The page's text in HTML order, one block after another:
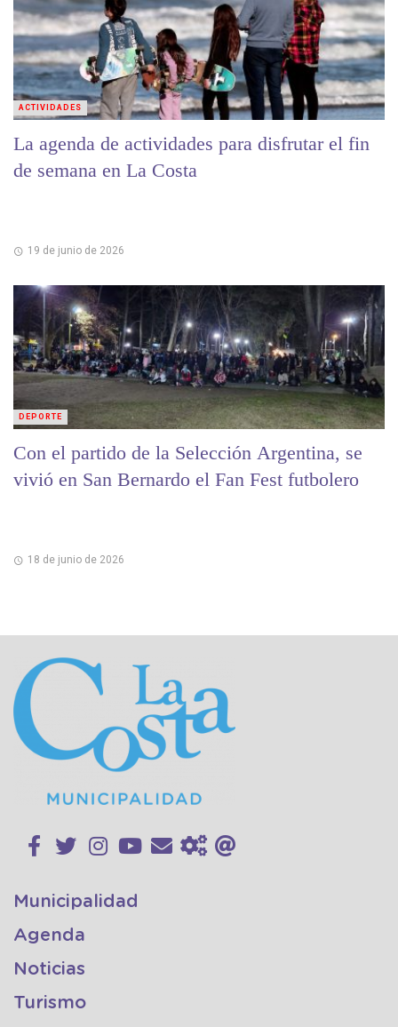
La agenda de actividades para disfrutar el fin
de semana en La Costa
19 de junio de 2026
ACTIVIDADES
Con el partido de la Selección Argentina, se
vivió en San Bernardo el Fan Fest futbolero
18 de junio de 2026
DEPORTE
Municipalidad
Agenda
Noticias
Turismo